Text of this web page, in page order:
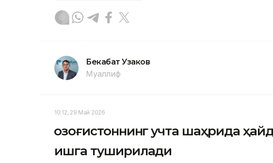
Бекабат Узаков
Муаллиф
10:12, 29 Май 2026
Қозоғистоннинг учта шаҳрида
ишга туширилади